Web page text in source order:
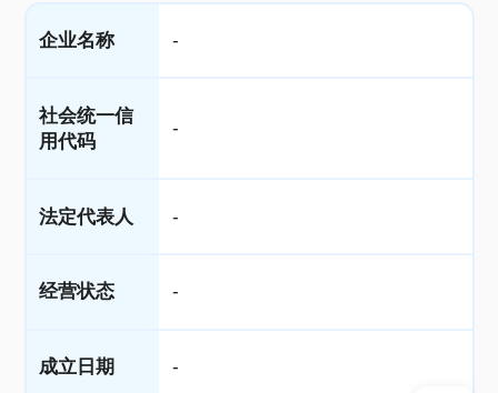
企业名称 -
社会统一信
用代码
-
法定代表人 -
经营状态 -
成立日期 -